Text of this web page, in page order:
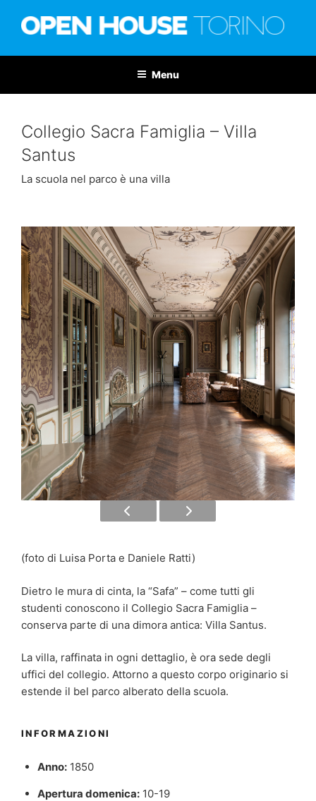
Menu
Collegio Sacra Famiglia – Villa
Santus
La scuola nel parco è una villa
(foto di Luisa Porta e Daniele Ratti)
Dietro le mura di cinta, la “Safa” – come tutti gli
studenti conoscono il Collegio Sacra Famiglia –
conserva parte di una dimora antica: Villa Santus.
La villa, raffinata in ogni dettaglio, è ora sede degli
uffici del collegio. Attorno a questo corpo originario si
estende il bel parco alberato della scuola.
INFORMAZIONI
Anno:1850
Apertura domenica:10-19